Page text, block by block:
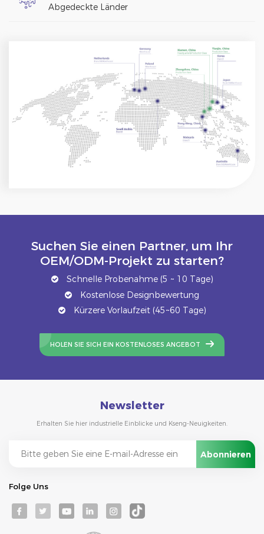
Abgedeckte Länder
Suchen Sie einen Partner, um Ihr
OEM/ODM-Projekt zu starten?
Schnelle Probenahme (5 ~ 10 Tage)
Kostenlose Designbewertung
Kürzere Vorlaufzeit (45~60 Tage)
HOLEN SIE SICH EIN KOSTENLOSES ANGEBOT
Newsletter
Erhalten Sie hier industrielle Einblicke und Kseng-Neuigkeiten.
Folge Uns